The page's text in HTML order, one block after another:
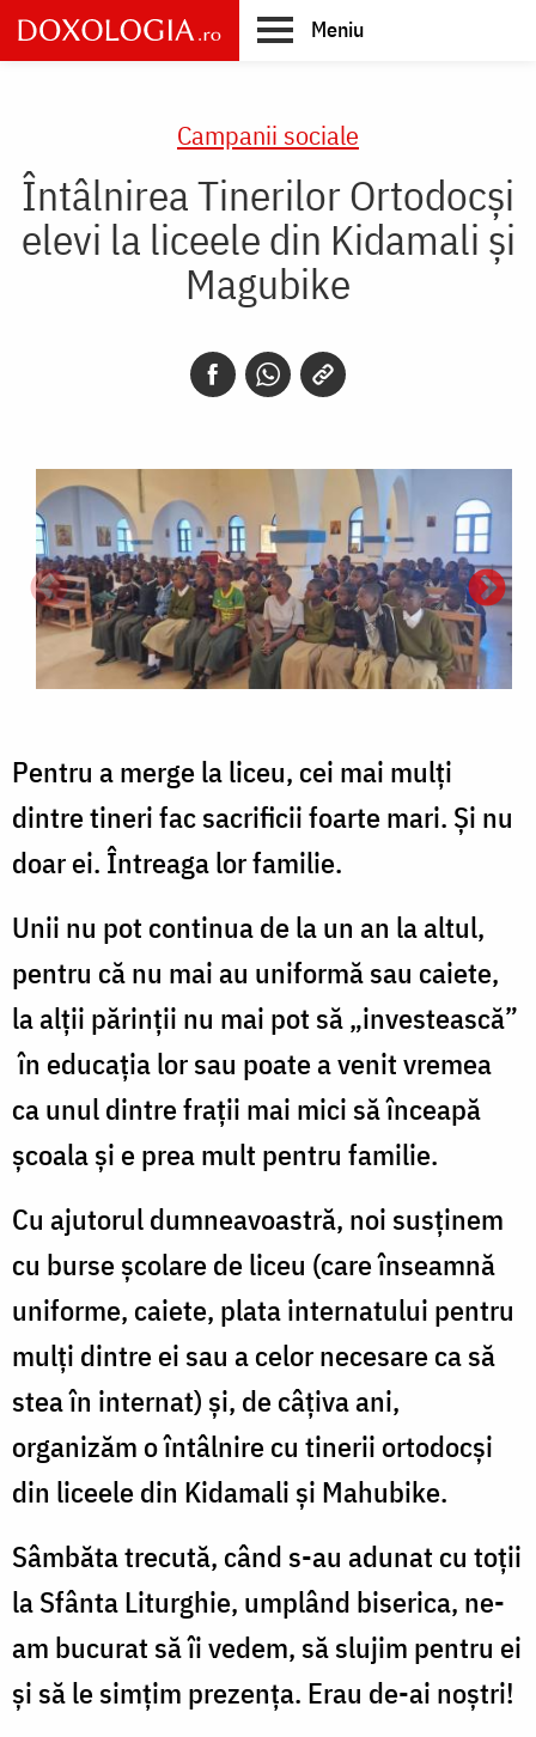
Skip
to
main
Meniu
Campanii sociale
Întâlnirea Tinerilor Ortodocși
elevi la liceele din Kidamali și
Magubike
Pentru a merge la liceu, cei mai mulți
dintre tineri fac sacrificii foarte mari. Și nu
doar ei. Întreaga lor familie.
Unii nu pot continua de la un an la altul,
pentru că nu mai au uniformă sau caiete,
la alții părinții nu mai pot să „investească”
în educația lor sau poate a venit vremea
ca unul dintre frații mai mici să înceapă
şcoala şi e prea mult pentru familie.
Cu ajutorul dumneavoastră, noi susținem
cu burse şcolare de liceu (care înseamnă
uniforme, caiete, plata internatului pentru
mulți dintre ei sau a celor necesare ca să
stea în internat) şi, de câțiva ani,
organizăm o întâlnire cu tinerii ortodocşi
din liceele din Kidamali şi Mahubike.
Sâmbăta trecută, când s-au adunat cu toții
la Sfânta Liturghie, umplând biserica, ne-
am bucurat să îi vedem, să slujim pentru ei
şi să le simțim prezența. Erau de-ai noştri!